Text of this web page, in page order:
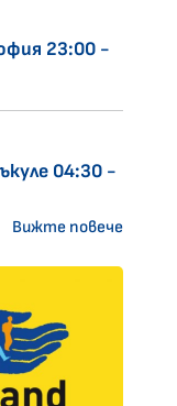
23:00 -
04:30 -
Вижте повече